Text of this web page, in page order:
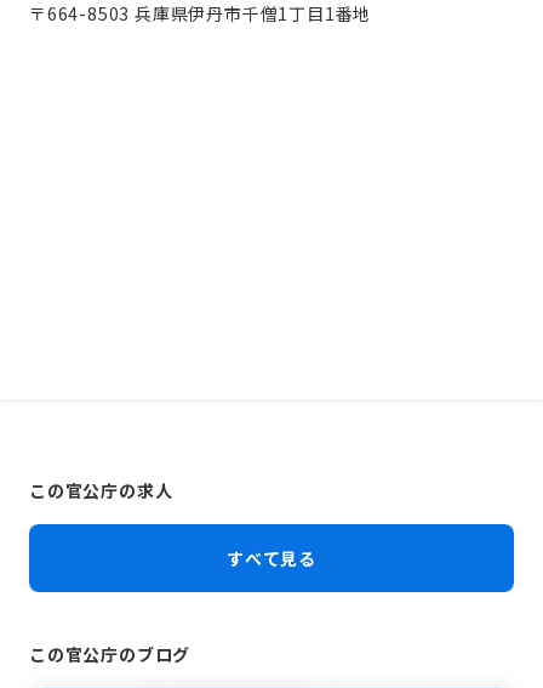
〒664-8503 兵庫県伊丹市千僧1丁目1番地
この官公庁の求人
すべて見る
この官公庁のブログ